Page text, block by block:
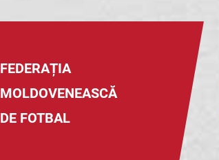
FEDERAȚIA
MOLDOVENEASCĂ
DE FOTBAL